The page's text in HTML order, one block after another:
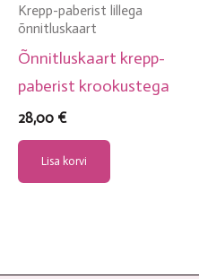
Krepp-paberist lillega
õnnitluskaart
Õnnitluskaart krepp-
paberist krookustega
28,00 €
Lisa korvi